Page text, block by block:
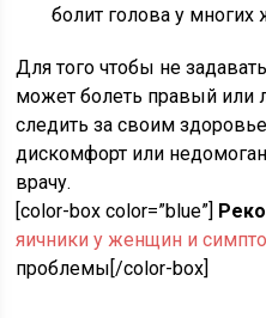
болит голова у многих
Для того чтобы не
может болеть правый или
следить за своим
дискомфорт или
врачу.
[color-box color=”blue”]
яичники у женщин и
проблемы[/color-box]